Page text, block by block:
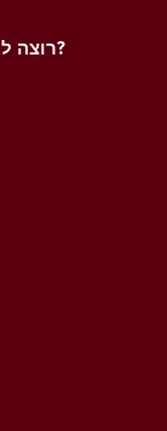
רוצה להוריד את האפליקציה?